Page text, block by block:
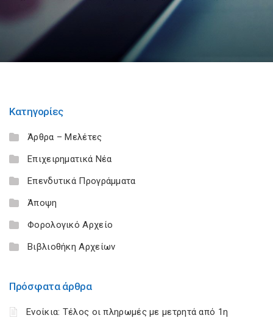
Κατηγορίες
Άρθρα – Μελέτες
Επιχειρηματικά Νέα
Επενδυτικά Προγράμματα
Άποψη
Φορολογικό Αρχείο
Βιβλιοθήκη Αρχείων
Πρόσφατα άρθρα
Ενοίκια: Τέλος οι πληρωμές με μετρητά από 1η